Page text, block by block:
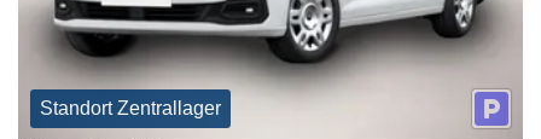
Standort Zentrallager